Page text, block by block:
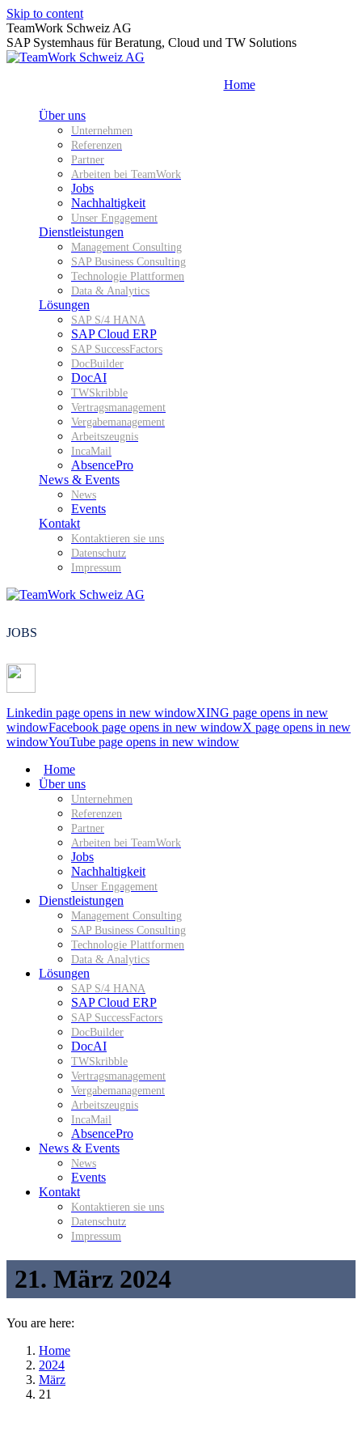
Skip to content
TeamWork Schweiz AG
SAP Systemhaus für Beratung, Cloud und TW Solutions
Home
Über uns
Unternehmen
Referenzen
Partner
Arbeiten bei TeamWork
Jobs
Nachhaltigkeit
Unser Engagement
Dienstleistungen
Management Consulting
SAP Business Consulting
Technologie Plattformen
Data & Analytics
Lösungen
SAP S/4 HANA
SAP Cloud ERP
SAP SuccessFactors
DocBuilder
DocAI
TWSkribble
Vertragsmanagement
Vergabemanagement
Arbeitszeugnis
IncaMail
AbsencePro
News & Events
News
Events
Kontakt
Kontaktieren sie uns
Datenschutz
Impressum
JOBS
Linkedin page opens in new windowXING page opens in new
windowFacebook page opens in new windowX page opens in new
windowYouTube page opens in new window
Home
Über uns
Unternehmen
Referenzen
Partner
Arbeiten bei TeamWork
Jobs
Nachhaltigkeit
Unser Engagement
Dienstleistungen
Management Consulting
SAP Business Consulting
Technologie Plattformen
Data & Analytics
Lösungen
SAP S/4 HANA
SAP Cloud ERP
SAP SuccessFactors
DocBuilder
DocAI
TWSkribble
Vertragsmanagement
Vergabemanagement
Arbeitszeugnis
IncaMail
AbsencePro
News & Events
News
Events
Kontakt
Kontaktieren sie uns
Datenschutz
Impressum
21. März 2024
You are here:
Home
2024
März
21